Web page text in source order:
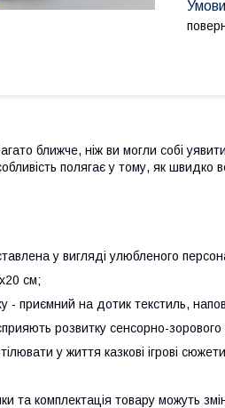
ближче, ніж ви могли собі
полягає у тому, як
у вигляді улюбленого
см;
- приємний на дотик текстиль,
сприяють розвитку сенсорно-
у життя казкові ігрові
та комплектація товару можуть